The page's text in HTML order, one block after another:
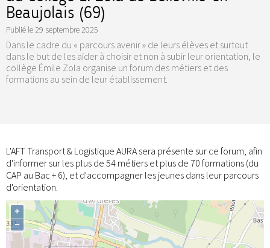
Beaujolais (69)
Publié le 29 septembre 2025
Dans le cadre du « parcours avenir » de leurs élèves et surtout
dans le but de les aider à choisir et non à subir leur orientation, le
collège Émile Zola organise un forum des métiers et des
formations au sein de leur établissement.
L'AFT Transport & Logistique AURA sera présente sur ce forum, afin
d'informer sur les plus de 54 métiers et plus de 70 formations (du
CAP au Bac + 6), et d'accompagner les jeunes dans leur parcours
d'orientation.
+
−